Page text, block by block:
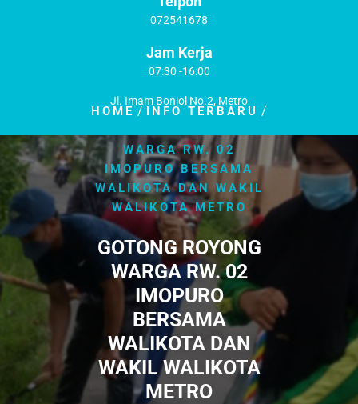
072541678
Jam Kerja
07:30 -16:00
Jl. Imam Bonjol No.2, Metro
HOME / INFO TERBARU /
WARGA RW. 02
IMOPURO BERSAMA
WALIKOTA DAN WAKIL
WALIKOTA METRO
GOTONG ROYONG
WARGA RW. 02
IMOPURO
BERSAMA
WALIKOTA DAN
WAKIL WALIKOTA
METRO